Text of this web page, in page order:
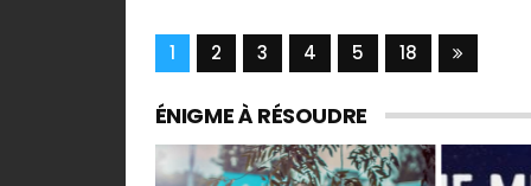
1 2 3 4 5 18
ÉNIGME À RÉSOUDRE